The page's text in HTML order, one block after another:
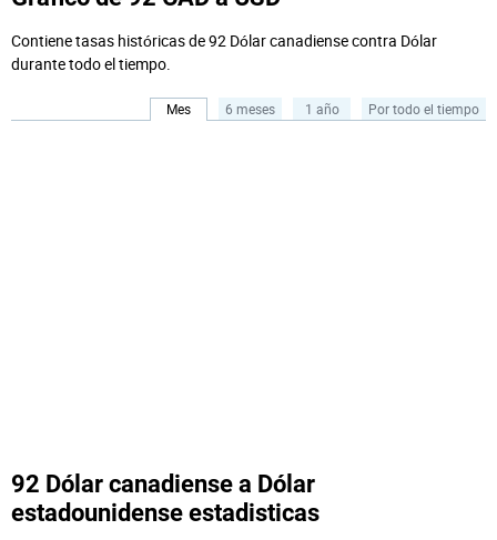
Contiene tasas históricas de 92 Dólar canadiense contra Dólar
durante todo el tiempo.
Mes 6 meses 1 año Por todo el tiempo
92 Dólar canadiense a Dólar
estadounidense estadisticas